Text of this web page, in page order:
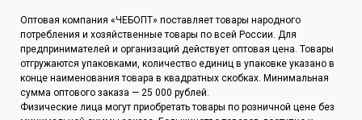
Оптовая компания «ЧЕБОПТ» поставляет товары народного
потребления и хозяйственные товары по всей России. Для
предпринимателей и организаций действует оптовая цена. Товары
отгружаются упаковками, количество единиц в упаковке указано в
конце наименования товара в квадратных скобках. Минимальная
сумма оптового заказа — 25 000 рублей.
Физические лица могут приобретать товары по розничной цене без